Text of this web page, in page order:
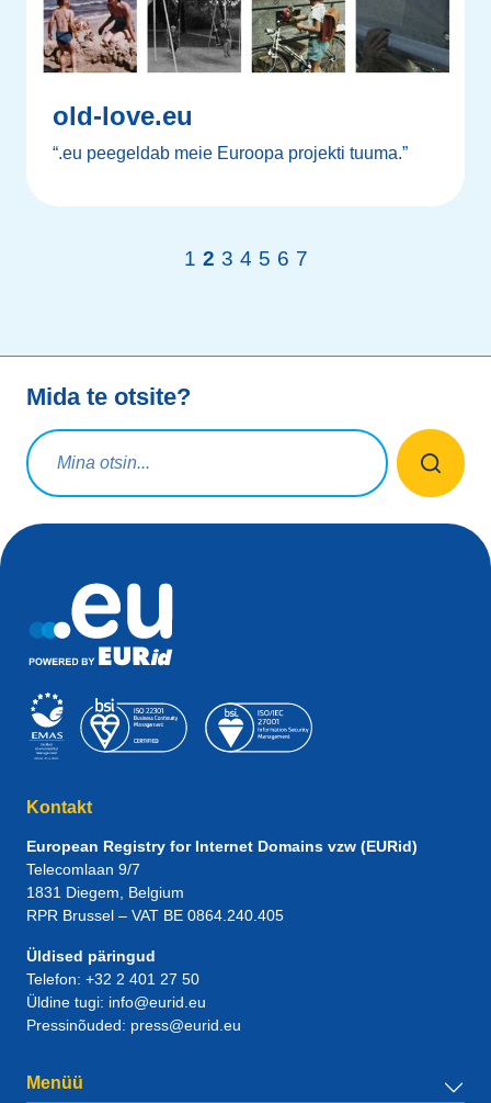
old-love.eu
“.eu peegeldab meie Euroopa projekti tuuma.”
1 2 3 4 5 6 7
Mida te otsite?
Otsingupäring
Kontakt
European Registry for Internet Domains vzw (EURid)
Telecomlaan 9/7
1831 Diegem , Belgium
RPR Brussel – VAT BE 0864.240.405
Üldised päringud
Telefon: +32 2 401 27 50
Üldine tugi: info@eurid.eu
Pressinõuded: press@eurid.eu
Menüü